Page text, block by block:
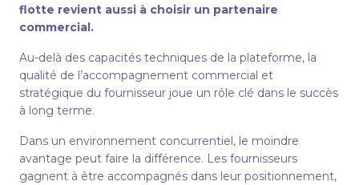
flotte revient aussi à choisir un partenaire
commercial.
Au-delà des capacités techniques de la plateforme, la
qualité de l’accompagnement commercial et
stratégique du fournisseur joue un rôle clé dans le succès
à long terme.
Dans un environnement concurrentiel, le moindre
avantage peut faire la différence. Les fournisseurs
gagnent à être accompagnés dans leur positionnement,